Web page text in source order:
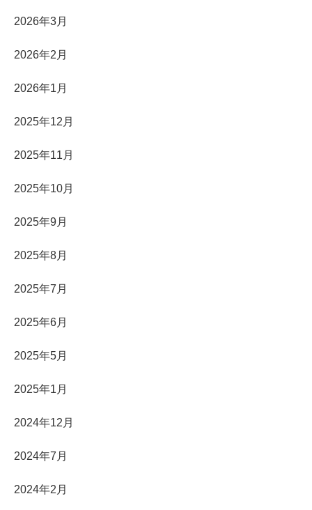
2026年3月
2026年2月
2026年1月
2025年12月
2025年11月
2025年10月
2025年9月
2025年8月
2025年7月
2025年6月
2025年5月
2025年1月
2024年12月
2024年7月
2024年2月